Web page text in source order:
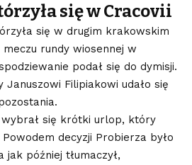
się w Cracovii
się w drugim krakowskim
rundy wiosennej w
podał się do dymisji.
Filipiakowi udało się
się krótki urlop, który
decyzji Probierza było
później tłumaczył,